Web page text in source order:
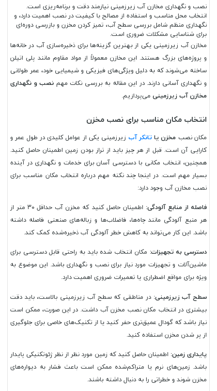
نصب و نگهداری مخازن آب زیرزمینی نیازمند دقت و برنامه‌ریزی است.
انتخاب محل مناسب و استفاده از مصالح با کیفیت در نصب اهمیت دارد، و
نگهداری منظم شامل بررسی سطح آب، تمیز کردن مخزن و بازرسی دوره‌ای
برای شناسایی مشکلات ضروری است.
مخازن آب زیرزمینی یکی از بهترین گزینه‌ها برای ذخیره‌سازی آب در خانه‌ها
و پروژه‌های بزرگ هستند. این مخازن معمولاً از مواد مقاوم مانند پلی اتیلن
ساخته می‌شوند که به دلیل ویژگی‌های فیزیکی و شیمیایی خود، عمر طولانی
و نگهداری آسانی دارند. در این مقاله به بررسی نکات مهم نصب و نگهداری
مخازن آب زیرزمینی می‌پردازیم.
انتخاب مکان مناسب برای نصب مخزن
مکان نصب مخزن یاتانکر آب زیرزمینی یکی از عوامل کلیدی در طول عمر و
کارایی آن است. قبل از هر چیز باید از تراز بودن زمین اطمینان حاصل کنید.
همچنین، انتخاب مکانی با دسترسی آسان برای خدمات و نگهداری در آینده
بسیار مهم است. در اینجا چند نکته مهم درباره انتخاب مکان مناسب برای
نصب مخازن آب وجود دارد:
فاصله از منابع آلودگی:
اطمینان حاصل کنید که مخزن آب حداقل ۳۰ متر از
هر منبع آلودگی مانند چاه‌ها، فاضلاب‌ها و زباله‌های صنعتی فاصله داشته
باشد. این کار می‌تواند به کاهش خطر آلودگی آب ذخیره‌شده کمک کند.
دسترسی به تجهیزات: مکان انتخاب شده باید به راحتی قابل دسترسی برای
ماشین‌آلات و تجهیزات مورد نیاز برای نصب و نگهداری باشد. این موضوع به
ویژه برای مواقع اضطراری یا تعمیرات ضروری اهمیت دارد.
سطح آب زیرزمینی:در مناطقی که سطح آب زیرزمینی بالاست، باید دقت
بیشتری در انتخاب مکان نصب مخزن آب داشت. در این صورت، ممکن است
نیاز باشد که گودال عمیق‌تری حفر کنید یا از تکنیک‌های خاصی برای جلوگیری
از پر شدن مخزن استفاده کنید.
پایداری زمین: اطمینان حاصل کنید که زمین مورد نظر از نظر ژئوتکنیکی پایدار
باشد. زمین‌های نرم یا متراکم‌شده ممکن است باعث فشار به دیواره‌های
مخزن شوند و خطراتی را به دنبال داشته باشند.